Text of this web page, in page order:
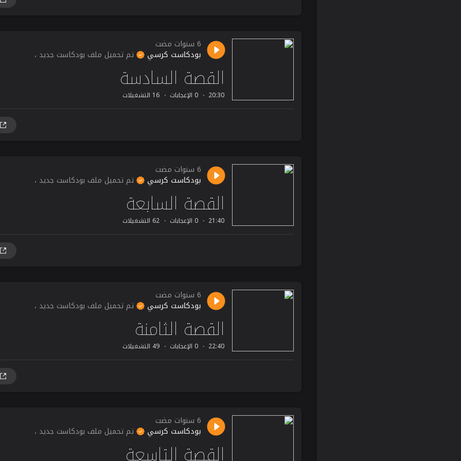
6 سنوات مضت
بودكاست كرسي تم تحميل ملف بودكاست جديد ،
القصة السادسة
20:30 0 الإعجابات 16 التشغيلات
6 سنوات مضت
بودكاست كرسي تم تحميل ملف بودكاست جديد ،
القصة السابعة
21:40 0 الإعجابات 62 التشغيلات
6 سنوات مضت
بودكاست كرسي تم تحميل ملف بودكاست جديد ،
القصة الثامنة
22:40 0 الإعجابات 49 التشغيلات
6 سنوات مضت
بودكاست كرسي تم تحميل ملف بودكاست جديد ،